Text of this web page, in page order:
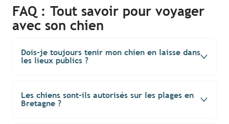
FAQ : Tout savoir pour voyager
avec son chien
Dois-je toujours tenir mon chien en laisse dans
les lieux publics ?
Les chiens sont-ils autorisés sur les plages en
Bretagne ?